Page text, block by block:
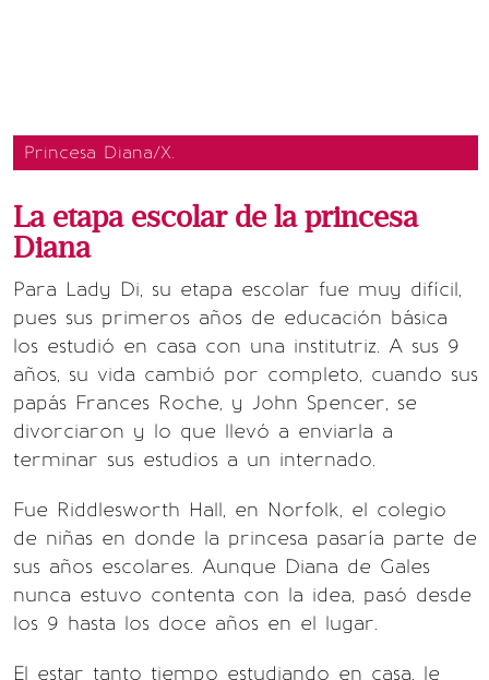
Princesa Diana/X.
La etapa escolar de la princesa
Diana
Para Lady Di, su etapa escolar fue muy difícil,
pues sus primeros años de educación básica
los estudió en casa con una institutriz. A sus 9
años, su vida cambió por completo, cuando sus
papás Frances Roche, y John Spencer, se
divorciaron y lo que llevó a enviarla a
terminar sus estudios a un internado.
Fue Riddlesworth Hall, en Norfolk, el colegio
de niñas en donde la princesa pasaría parte de
sus años escolares. Aunque Diana de Gales
nunca estuvo contenta con la idea, pasó desde
los 9 hasta los doce años en el lugar.
El estar tanto tiempo estudiando en casa, le